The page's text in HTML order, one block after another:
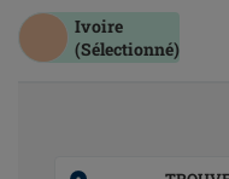
Ivoire
(Sélectionné)